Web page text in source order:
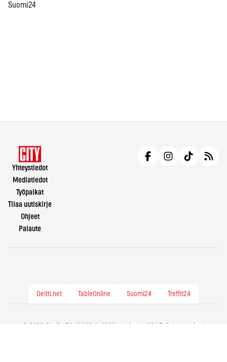
Suomi24
Yhteystiedot
Mediatiedot
Työpaikat
Tilaa uutiskirje
Ohjeet
Palaute
Deitti.net TableOnline Suomi24 Treffit24